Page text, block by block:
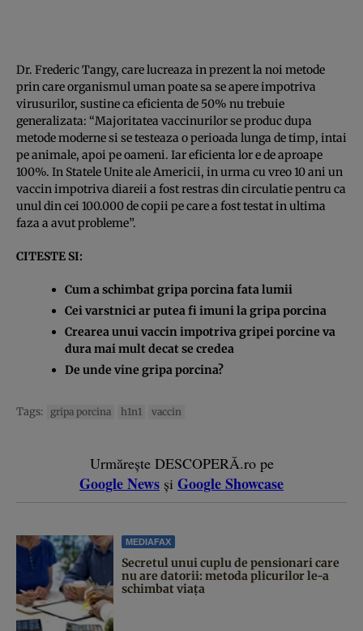
Dr. Frederic Tangy, care lucreaza in prezent la noi metode
prin care organismul uman poate sa se apere impotriva
virusurilor, sustine ca eficienta de 50% nu trebuie
generalizata: “Majoritatea vaccinurilor se produc dupa
metode moderne si se testeaza o perioada lunga de timp, intai
pe animale, apoi pe oameni. Iar eficienta lor e de aproape
100%. In Statele Unite ale Americii, in urma cu vreo 10 ani un
vaccin impotriva diareii a fost restras din circulatie pentru ca
unul din cei 100.000 de copii pe care a fost testat in ultima
faza a avut probleme”.
CITESTE SI:
Cum a schimbat gripa porcina fata lumii
Cei varstnici ar putea fi imuni la gripa porcina
Crearea unui vaccin impotriva gripei porcine va
dura mai mult decat se credea
De unde vine gripa porcina?
Tags: gripa porcina h1n1 vaccin
Urmărește DESCOPERĂ.ro pe
Google News și Google Showcase
MEDIAFAX
Secretul unui cuplu de pensionari care
nu are datorii: metoda plicurilor le-a
schimbat viața